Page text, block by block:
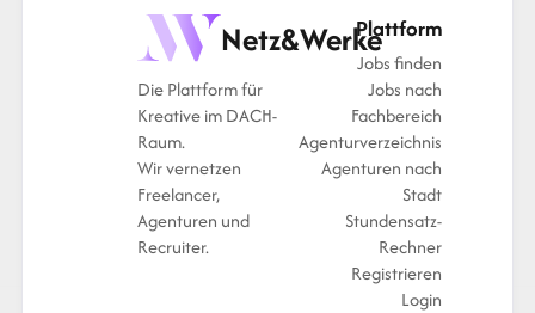
Netz&Werke
Die Plattform für
Kreative im DACH-
Raum.
Wir vernetzen
Freelancer,
Agenturen und
Recruiter.
Plattform
Jobs finden
Jobs nach
Fachbereich
Agenturverzeichnis
Agenturen nach
Stadt
Stundensatz-
Rechner
Registrieren
Login